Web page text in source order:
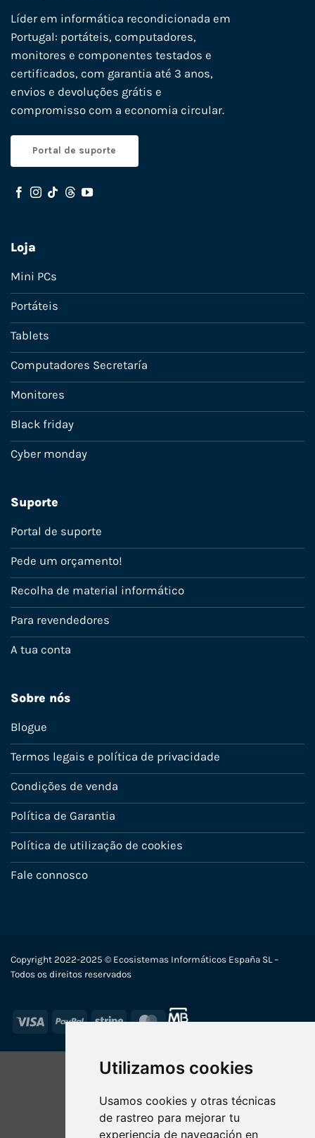
Utilizamos cookies
Usamos cookies y otras técnicas
de rastreo para mejorar tu
experiencia de navegación en
Líder em informática recondicionada em
Portugal: portáteis, computadores,
monitores e componentes testados e
certificados, com garantia até 3 anos,
envios e devoluções grátis e
compromisso com a economia circular.
Portal de suporte
Loja
Mini PCs
Portáteis
Tablets
Computadores Secretaría
Monitores
Black friday
Cyber monday
Suporte
Portal de suporte
Pede um orçamento!
Recolha de material informático
Para revendedores
A tua conta
Sobre nós
Blogue
Termos legais e política de privacidade
Condições de venda
Política de Garantia
Política de utilização de cookies
Fale connosco
Copyright 2022-2025 © Ecosistemas Informáticos España SL –
Todos os direitos reservados
Visa PayPal Stripe MasterCard